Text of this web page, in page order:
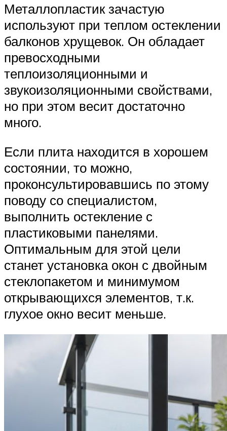
Металлопластик зачастую
используют при теплом остеклении
балконов хрущевок. Он обладает
превосходными
теплоизоляционными и
звукоизоляционными свойствами,
но при этом весит достаточно
много.
Если плита находится в хорошем
состоянии, то можно,
проконсультировавшись по этому
поводу со специалистом,
выполнить остекление с
пластиковыми панелями.
Оптимальным для этой цели
станет установка окон с двойным
стеклопакетом и минимумом
открывающихся элементов, т.к.
глухое окно весит меньше.